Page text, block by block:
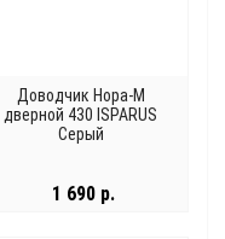
Доводчик Нора-М
дверной 430 ISPARUS
Серый
1 690 р.